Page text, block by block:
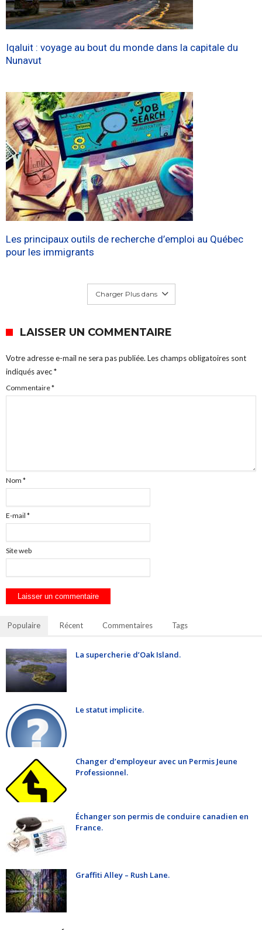
Iqaluit : voyage au bout du monde dans la capitale du
Nunavut
Les principaux outils de recherche d’emploi au Québec
pour les immigrants
Charger Plus dans
LAISSER UN COMMENTAIRE
Votre adresse e-mail ne sera pas publiée. Les champs obligatoires sont
indiqués avec*
Commentaire*
Nom *
E-mail *
Site web
Populaire Récent Commentaires Tags
La supercherie d’Oak Island.
Le statut implicite.
Changer d’employeur avec un Permis Jeune
Professionnel.
Échanger son permis de conduire canadien en
France.
Graffiti Alley – Rush Lane.